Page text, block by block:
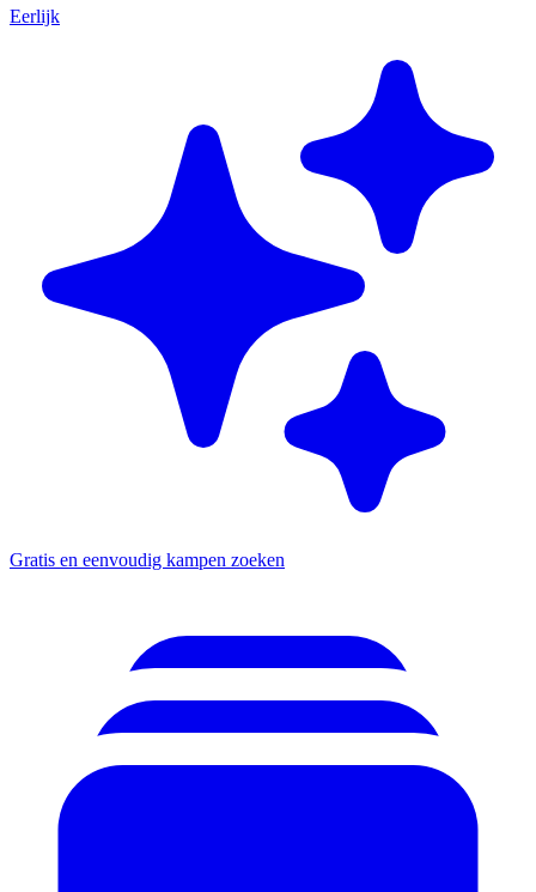
Eerlijk
Gratis en eenvoudig kampen zoeken